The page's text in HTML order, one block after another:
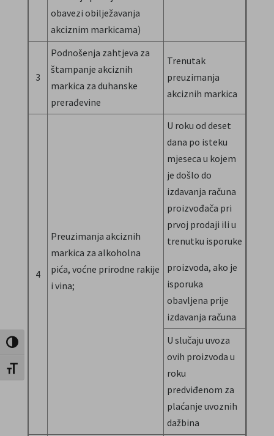
Toggle High Contrast
Toggle Font size
obavezi obilježavanja
akciznim markicama)
3
Podnošenja zahtjeva za
štampanje akciznih
markica za duhanske
prerađevine
Trenutak
preuzimanja
akciznih markica
4
Preuzimanja akciznih
markica za alkoholna
pića, voćne prirodne rakije
i vina;
U roku od deset
dana po isteku
mjeseca u kojem
je došlo do
izdavanja računa
proizvođača pri
prvoj prodaji ili u
trenutku isporuke
proizvoda, ako je
isporuka
obavljena prije
izdavanja računa
U slučaju uvoza
ovih proizvoda u
roku
predviđenom za
plaćanje uvoznih
dažbina